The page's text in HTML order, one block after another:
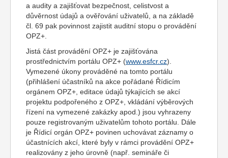
a audity a zajišťovat bezpečnost, celistvost a
důvěrnost údajů a ověřování uživatelů, a na základě
čl. 69 pak povinnost zajistit auditní stopu o provádění
OPZ+.
Jistá část provádění OPZ+ je zajišťována
prostřednictvím portálu OPZ+ (www.esfcr.cz).
Vymezené úkony prováděné na tomto portálu
(přihlášení účastníků na akce pořádané Řídicím
orgánem OPZ+, editace údajů týkajících se akcí
projektu podpořeného z OPZ+, vkládání výběrových
řízení na vymezené zakázky apod.) jsou vyhrazeny
pouze registrovaným uživatelům tohoto portálu. Dále
je Řídicí orgán OPZ+ povinen uchovávat záznamy o
účastnících akcí, které byly v rámci provádění OPZ+
realizovány z jeho úrovně (např. semináře či